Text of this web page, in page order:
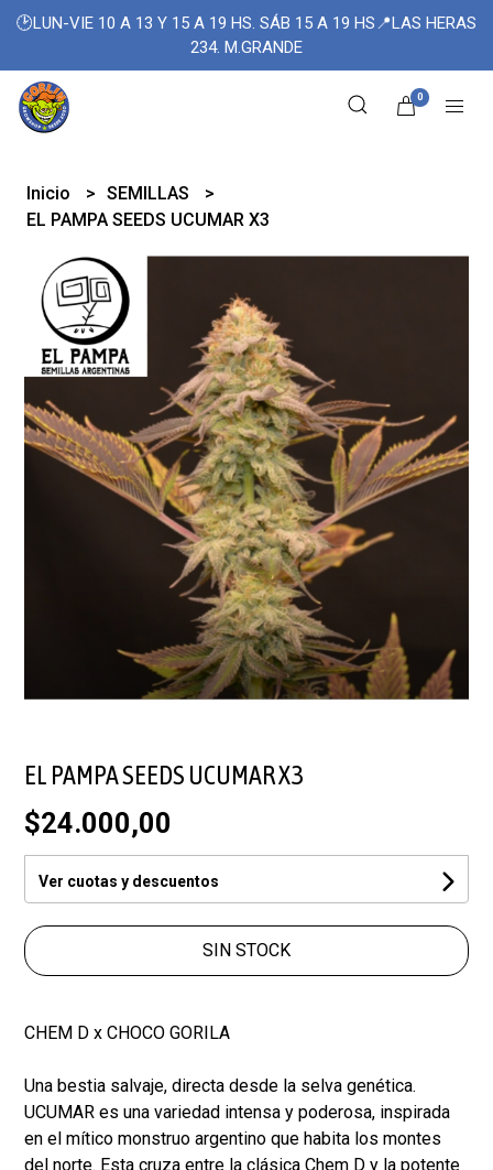
🕑LUN-VIE 10 A 13 Y 15 A 19 HS. SÁB 15 A 19 HS📍LAS HERAS
234. M.GRANDE
0
Inicio
SEMILLAS
EL PAMPA SEEDS UCUMAR X3
EL PAMPA SEEDS UCUMAR X3
$24.000,00
Ver cuotas y descuentos
SIN STOCK
CHEM D x CHOCO GORILA
Una bestia salvaje, directa desde la selva genética.
UCUMAR es una variedad intensa y poderosa, inspirada
en el mítico monstruo argentino que habita los montes
del norte. Esta cruza entre la clásica Chem D y la potente